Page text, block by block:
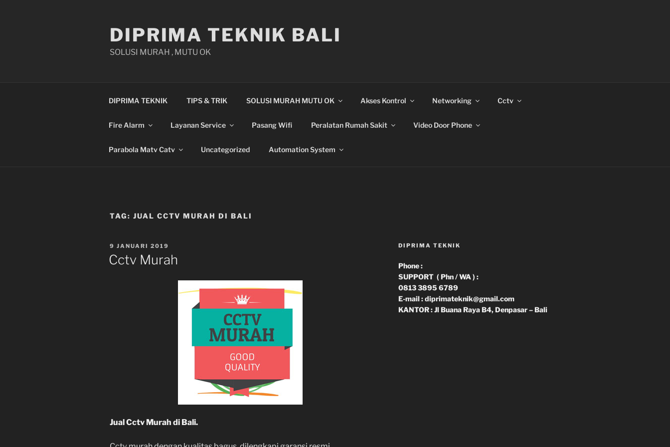
DIPRIMA TEKNIK BALI
SOLUSI MURAH , MUTU OK
DIPRIMA TEKNIK TIPS & TRIK SOLUSI MURAH MUTU OK Akses Kontrol Networking Cctv
Fire Alarm Layanan Service Pasang Wifi Peralatan Rumah Sakit Video Door Phone
Parabola Matv Catv Uncategorized Automation System
TAG: JUAL CCTV MURAH DI BALI
POSTED
ON
9 JANUARI 2019
Cctv Murah
Jual Cctv Murah di Bali.
DIPRIMA TEKNIK
Phone :
SUPPORT ( Phn / WA ) :
0813 3895 6789
E-mail : diprimateknik@gmail.com
KANTOR : Jl Buana Raya B4, Denpasar – Bali